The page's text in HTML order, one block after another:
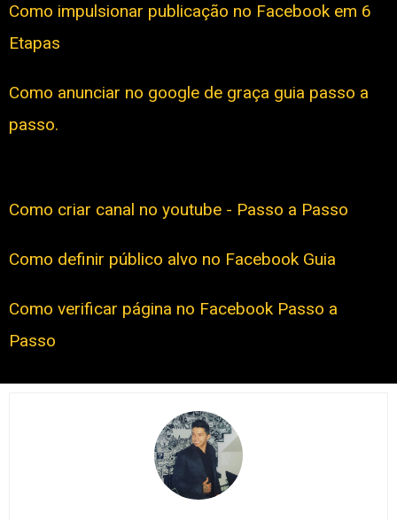
Como impulsionar publicação no Facebook em 6
Etapas
Como anunciar no google de graça guia passo a
passo.
Como criar canal no youtube - Passo a Passo
Como definir público alvo no Facebook Guia
Como verificar página no Facebook Passo a
Passo